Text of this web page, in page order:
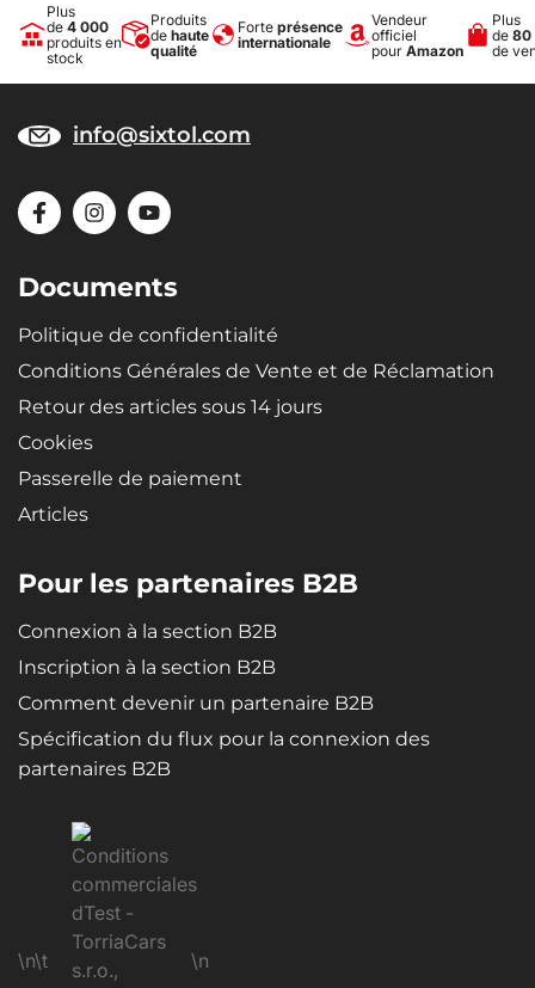
Plus
de 4 000
produits en
stock
Produits
de haute
qualité
Forte présence
internationale
Vendeur
officiel
pour Amazon
Plus
de 80
de
info@sixtol.com
Documents
Politique de confidentialité
Conditions Générales de Vente et de Réclamation
Retour des articles sous 14 jours
Cookies
Passerelle de paiement
Articles
Pour les partenaires B2B
Connexion à la section B2B
Inscription à la section B2B
Comment devenir un partenaire B2B
Spécification du flux pour la connexion des
partenaires B2B
\n\t \n